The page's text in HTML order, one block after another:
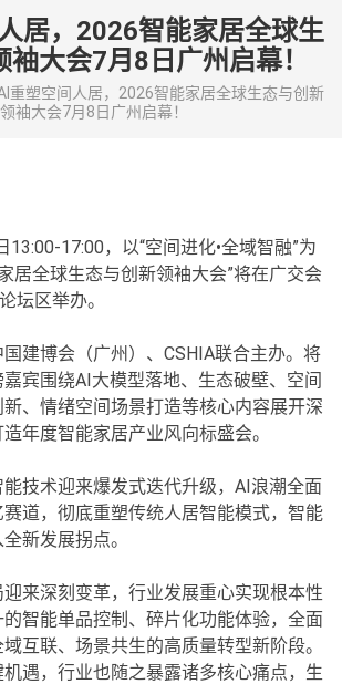
居，2026智能家居全球生
袖大会7月8日广州启幕！
重塑空间人居，2026智能家居全球生态与创新
领袖大会7月8日广州启幕！
13:00-17:00，以“空间进化•全域智融”为
居全球生态与创新领袖大会”将在广交会
坛区举办。
建博会（广州）、CSHIA联合主办。将
宾围绕AI大模型落地、生态破壁、空间
、情绪空间场景打造等核心内容展开深
年度智能家居产业风向标盛会。
能技术迎来爆发式迭代升级，AI浪潮全面
道，彻底重塑传统人居智能模式，智能
新发展拐点。
来深刻变革，行业发展重心实现根本性
智能单品控制、碎片化功能体验，全面
互联、场景共生的高质量转型新阶段。
遇，行业也随之暴露诸多核心痛点，生